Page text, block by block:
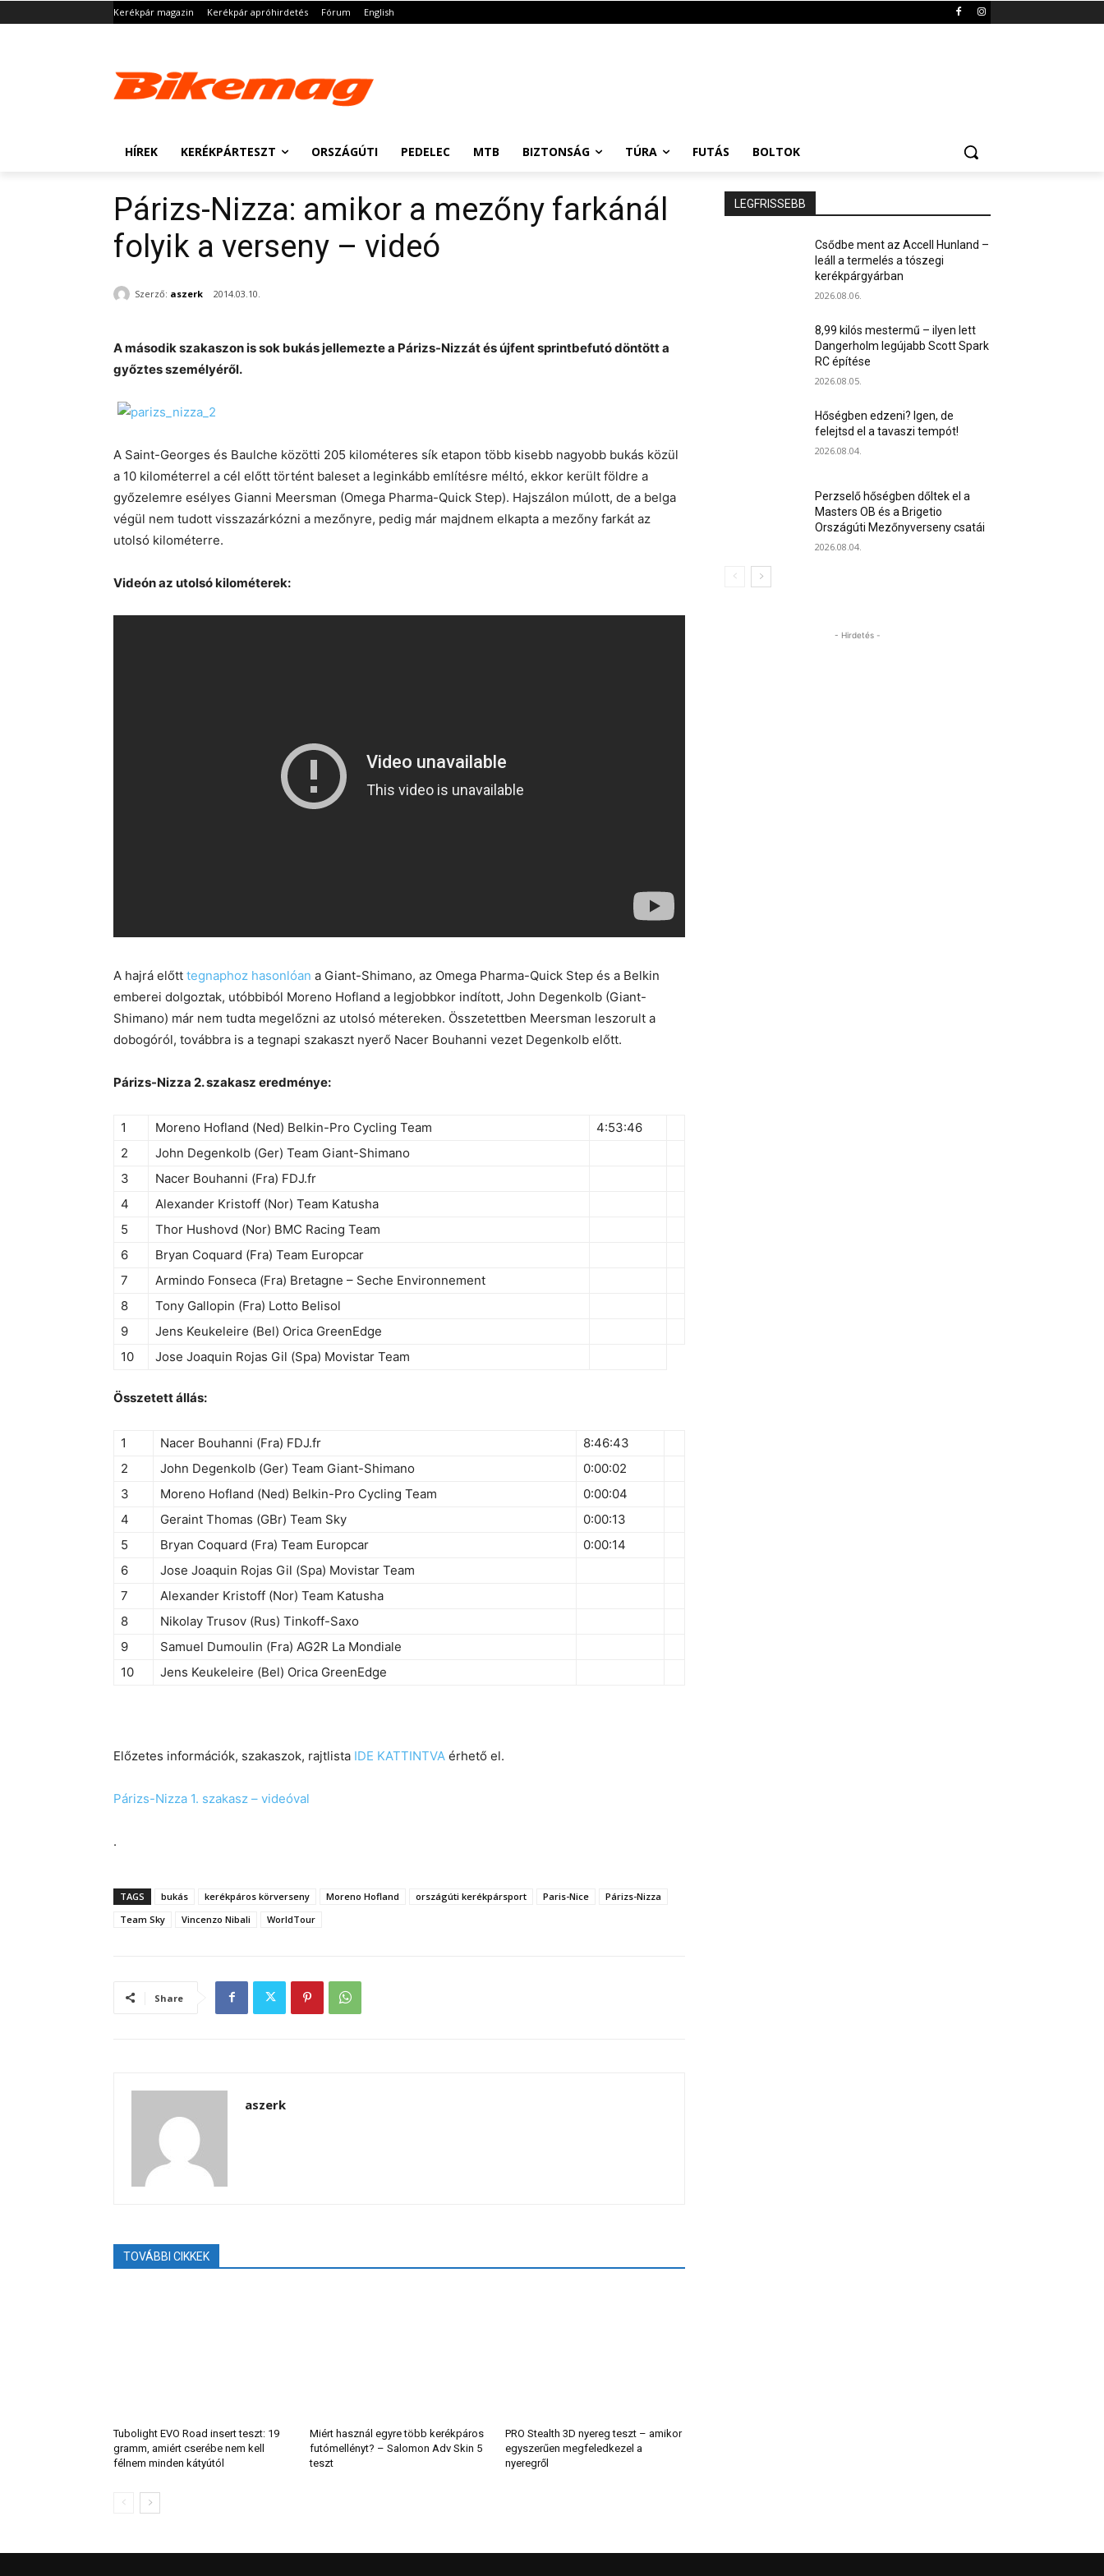
Kerékpár magazin Kerékpár apróhirdetés Fórum English
HÍREK KERÉKPÁRTESZT ORSZÁGÚTI PEDELEC MTB BIZTONSÁG TÚRA FUTÁS BOLTOK
Párizs-Nizza: amikor a mezőny farkánál
folyik a verseny – videó
Szerző: aszerk 2014.03.10.
A második szakaszon is sok bukás jellemezte a Párizs-Nizzát és újfent sprintbefutó döntött a
győztes személyéről.
A Saint-Georges és Baulche közötti 205 kilométeres sík etapon több kisebb nagyobb bukás közül
a 10 kilométerrel a cél előtt történt baleset a leginkább említésre méltó, ekkor került földre a
győzelemre esélyes Gianni Meersman (Omega Pharma-Quick Step). Hajszálon múlott, de a belga
végül nem tudott visszazárkózni a mezőnyre, pedig már majdnem elkapta a mezőny farkát az
utolsó kilométerre.
Videón az utolsó kilométerek:
A hajrá előtt tegnaphoz hasonlóan a Giant-Shimano, az Omega Pharma-Quick Step és a Belkin
emberei dolgoztak, utóbbiból Moreno Hofland a legjobbkor indított, John Degenkolb (Giant-
Shimano) már nem tudta megelőzni az utolsó métereken. Összetettben Meersman leszorult a
dobogóról, továbbra is a tegnapi szakaszt nyerő Nacer Bouhanni vezet Degenkolb előtt.
Párizs-Nizza 2. szakasz eredménye:
1 Moreno Hofland (Ned) Belkin-Pro Cycling Team
4:53:46
2
John Degenkolb (Ger) Team Giant-Shimano
3
Nacer Bouhanni (Fra) FDJ.fr
4
Alexander Kristoff (Nor) Team Katusha
5
Thor Hushovd (Nor) BMC Racing Team
6
Bryan Coquard (Fra) Team Europcar
7
Armindo Fonseca (Fra) Bretagne – Seche Environnement
8
Tony Gallopin (Fra) Lotto Belisol
9
Jens Keukeleire (Bel) Orica GreenEdge
10
Jose Joaquin Rojas Gil (Spa) Movistar Team
Összetett állás:
1 Nacer Bouhanni (Fra) FDJ.fr
8:46:43
2
John Degenkolb (Ger) Team Giant-Shimano
0:00:02
3
Moreno Hofland (Ned) Belkin-Pro Cycling Team
0:00:04
4
Geraint Thomas (GBr) Team Sky
0:00:13
5
Bryan Coquard (Fra) Team Europcar
0:00:14
6
Jose Joaquin Rojas Gil (Spa) Movistar Team
7
Alexander Kristoff (Nor) Team Katusha
8
Nikolay Trusov (Rus) Tinkoff-Saxo
9
Samuel Dumoulin (Fra) AG2R La Mondiale
10
Jens Keukeleire (Bel) Orica GreenEdge
Előzetes információk, szakaszok, rajtlista IDE KATTINTVA érhető el.
Párizs-Nizza 1. szakasz – videóval
.
TAGS bukás kerékpáros körverseny Moreno Hofland országúti kerékpársport Paris-Nice
Párizs-Nizza
Team Sky
Vincenzo Nibali WorldTour
Share
aszerk
TOVÁBBI CIKKEK
Tubolight EVO Road insert teszt: 19
gramm, amiért cserébe nem kell
félnem minden kátyútól
Miért használ egyre több kerékpáros
futómellényt? – Salomon Adv Skin 5
teszt
PRO Stealth 3D nyereg teszt – amikor
egyszerűen megfeledkezel a
nyeregről
LEGFRISSEBB
Csődbe ment az Accell Hunland –
leáll a termelés a tószegi
kerékpárgyárban
2026.08.06.
8,99 kilós mestermű – ilyen lett
Dangerholm legújabb Scott Spark
RC építése
2026.08.05.
Hőségben edzeni? Igen, de
felejtsd el a tavaszi tempót!
2026.08.04.
Perzselő hőségben dőltek el a
Masters OB és a Brigetio
Országúti Mezőnyverseny csatái
2026.08.04.
- Hirdetés -